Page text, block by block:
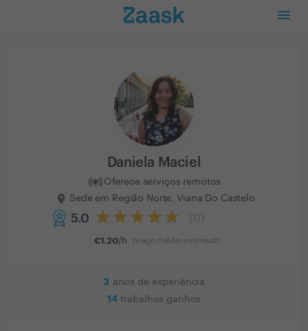
Daniela Maciel
Oferece serviços remotos
Sede em Região Norte, Viana Do Castelo
5.0 17
€1.20/h preço médio estimado
3 anos de experiência
14 trabalhos ganhos